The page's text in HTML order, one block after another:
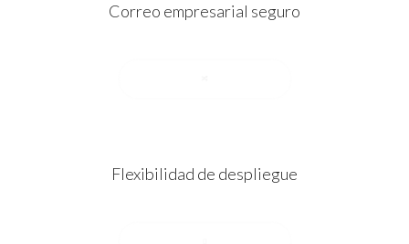
Correo empresarial seguro
Flexibilidad de despliegue